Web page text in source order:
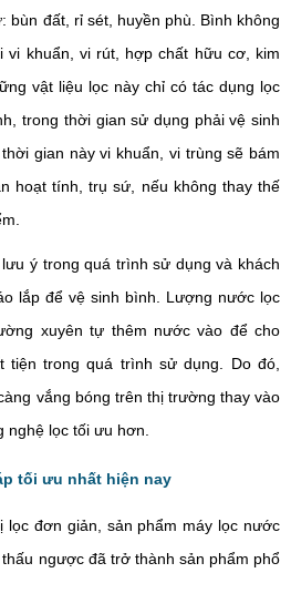
bùn đất, rỉ sét, huyền phù. Bình không
vi khuẩn, vi rút, hợp chất hữu cơ, kim
vật liệu lọc này chỉ có tác dụng lọc
trong thời gian sử dụng phải vệ sinh
gian này vi khuẩn, vi trùng sẽ bám
hoạt tính, trụ sứ, nếu không thay thế
ý trong quá trình sử dụng và khách
lắp để vệ sinh bình. Lượng nước lọc
xuyên tự thêm nước vào để cho
tiện trong quá trình sử dụng. Do đó,
vắng bóng trên thị trường thay vào
nghệ lọc tối ưu hơn.
tối ưu nhất hiện nay
lọc đơn giản, sản phẩm máy lọc nước
ngược đã trở thành sản phẩm phổ